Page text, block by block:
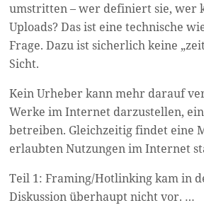
umstritten – wer definiert sie, wer
Uploads? Das ist eine technische
Frage. Dazu ist sicherlich keine
Sicht.
Kein Urheber kann mehr darauf
Werke im Internet darzustellen,
betreiben. Gleichzeitig findet eine
erlaubten Nutzungen im Internet
Teil 1: Framing/Hotlinking kam in
Diskussion überhaupt nicht vor. …